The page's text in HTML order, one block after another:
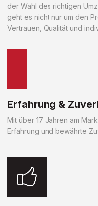
der Wahl des richtigen
geht es nicht nur um den
Vertrauen, Qualität und
Erfahrung &
Mit über 17 Jahren am
Erfahrung und bewährte